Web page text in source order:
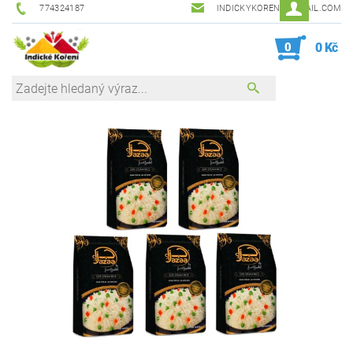
774324187 INDICKYKORENI@GMAIL.COM
0 0 Kč